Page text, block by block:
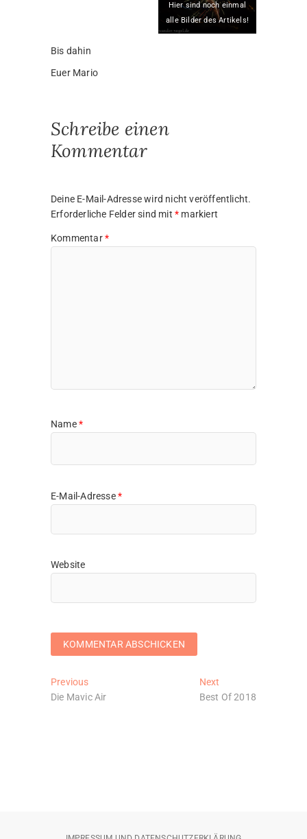
Hier sind noch einmal
alle Bilder des Artikels!
Bis dahin
Euer Mario
Schreibe einen
Kommentar
Deine E-Mail-Adresse wird nicht veröffentlicht.
Erforderliche Felder sind mit * markiert
Kommentar*
Name*
E-Mail-Adresse*
Website
Beitragsnavigation
PreviousPrevious
post:
Die Mavic Air
Next
post:
Best Of 2018